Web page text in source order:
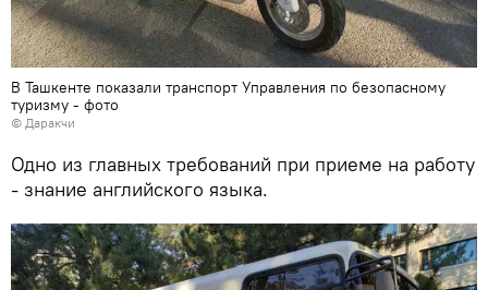
В Ташкенте показали транспорт Управления по безопасному
туризму - фото
© Даракчи
Одно из главных требований при приеме на работу
- знание английского языка.